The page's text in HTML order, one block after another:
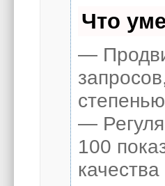
Что
—
—
100